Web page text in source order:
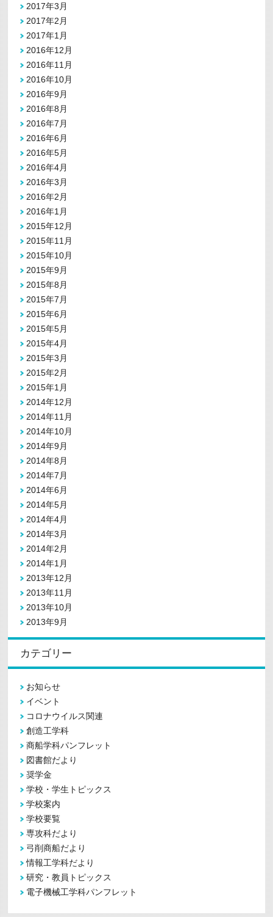
2017年3月
2017年2月
2017年1月
2016年12月
2016年11月
2016年10月
2016年9月
2016年8月
2016年7月
2016年6月
2016年5月
2016年4月
2016年3月
2016年2月
2016年1月
2015年12月
2015年11月
2015年10月
2015年9月
2015年8月
2015年7月
2015年6月
2015年5月
2015年4月
2015年3月
2015年2月
2015年1月
2014年12月
2014年11月
2014年10月
2014年9月
2014年8月
2014年7月
2014年6月
2014年5月
2014年4月
2014年3月
2014年2月
2014年1月
2013年12月
2013年11月
2013年10月
2013年9月
カテゴリー
お知らせ
イベント
コロナウイルス関連
創造工学科
商船学科パンフレット
図書館だより
奨学金
学校・学生トピックス
学校案内
学校要覧
専攻科だより
弓削商船だより
情報工学科だより
研究・教員トピックス
電子機械工学科パンフレット